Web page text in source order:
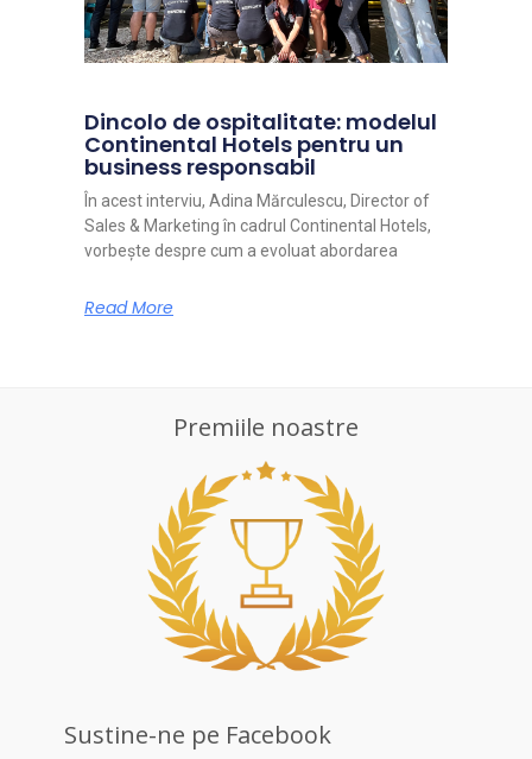
Dincolo de ospitalitate: modelul
Continental Hotels pentru un
business responsabil
În acest interviu, Adina Mărculescu, Director of
Sales & Marketing în cadrul Continental Hotels,
vorbește despre cum a evoluat abordarea
Read More
Premiile noastre
Sustine-ne pe Facebook